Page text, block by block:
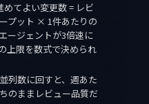
てよい変更数 = レビ
プット × 1件あたりの
ージェントが3倍速に
上限を数式で決められ
列数に回すと、週あた
のままレビュー品質だ